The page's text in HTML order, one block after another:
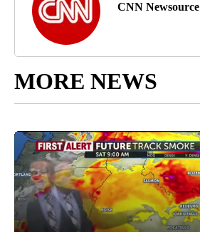
CNN Newsource
MORE NEWS